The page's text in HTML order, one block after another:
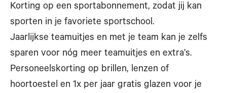
Korting op een sportabonnement, zodat jij kan
sporten in je favoriete sportschool.
Jaarlijkse teamuitjes en met je team kan je zelfs
sparen voor nóg meer teamuitjes en extra’s.
Personeelskorting op brillen, lenzen of
hoortoestel en 1x per jaar gratis glazen voor je